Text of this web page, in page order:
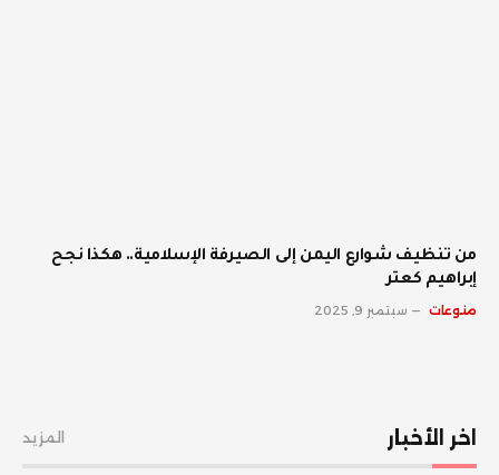
من تنظيف شوارع اليمن إلى الصيرفة الإسلامية.. هكذا نجح
إبراهيم كعتر
منوعات سبتمبر 9, 2025
اخر الأخبار المزيد